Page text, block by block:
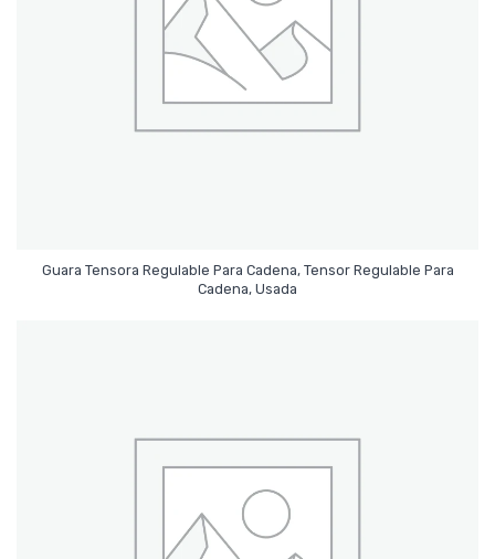
Guara Tensora Regulable Para Cadena, Tensor Regulable Para
Cadena, Usada
Leer Más